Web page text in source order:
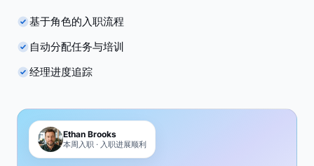
基于角色的入职流程
自动分配任务与培训
经理进度追踪
Ethan Brooks
本周入职 · 入职进展顺利